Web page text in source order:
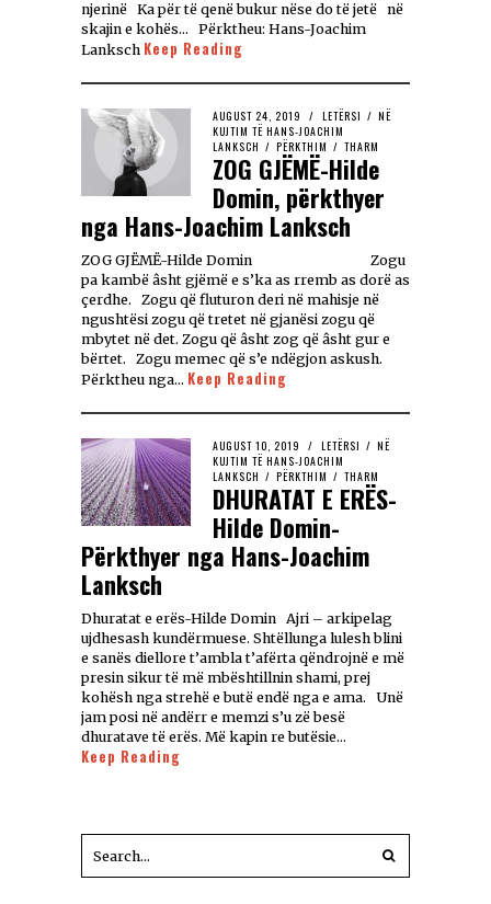
njerinë Ka për të qenë bukur nëse do të jetë në
skajin e kohës… Përktheu: Hans-Joachim
Lanksch Keep Reading
AUGUST 24, 2019 LETËRSI / NË
KUJTIM TË HANS-JOACHIM
LANKSCH / PËRKTHIM / THARM
ZOG GJËMË-Hilde
Domin, përkthyer
nga Hans-Joachim Lanksch
ZOG GJËMË-Hilde Domin Zogu
pa kambë âsht gjëmë e s’ka as rremb as dorë as
çerdhe. Zogu që fluturon deri në mahisje në
ngushtësi zogu që tretet në gjanësi zogu që
mbytet në det. Zogu që âsht zog që âsht gur e
bërtet. Zogu memec që s’e ndëgjon askush.
Përktheu nga… Keep Reading
AUGUST 10, 2019 LETËRSI / NË
KUJTIM TË HANS-JOACHIM
LANKSCH / PËRKTHIM / THARM
DHURATAT E ERËS-
Hilde Domin-
Përkthyer nga Hans-Joachim
Lanksch
Dhuratat e erës-Hilde Domin Ajri – arkipelag
ujdhesash kundërmuese. Shtëllunga lulesh blini
e sanës diellore t’ambla t’afërta qëndrojnë e më
presin sikur të më mbështillnin shami, prej
kohësh nga strehë e butë endë nga e ama. Unë
jam posi në andërr e memzi s’u zë besë
dhuratave të erës. Më kapin re butësie…
Keep Reading